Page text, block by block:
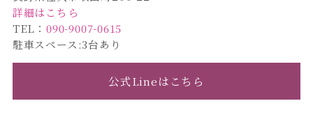
詳細はこちら
TEL：090-9007-0615
駐車スペース:3台あり
公式Lineはこちら